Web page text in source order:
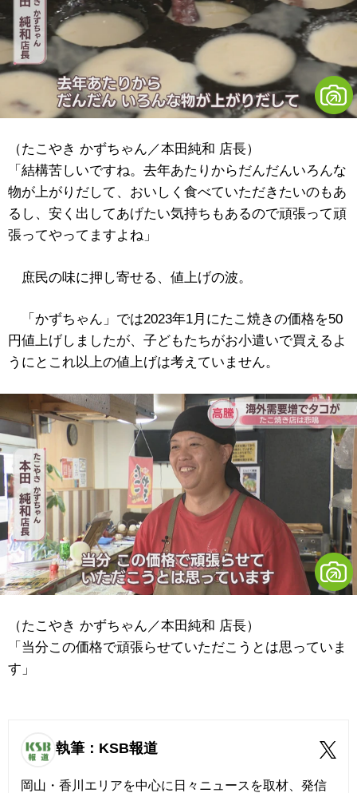
（たこやき かずちゃん／本田純和 店長）
「結構苦しいですね。去年あたりからだんだんいろんな
物が上がりだして、おいしく食べていただきたいのもあ
るし、安く出してあげたい気持ちもあるので頑張って頑
張ってやってますよね」
庶民の味に押し寄せる、値上げの波。
「かずちゃん」では2023年1月にたこ焼きの価格を50
円値上げしましたが、子どもたちがお小遣いで買えるよ
うにとこれ以上の値上げは考えていません。
（たこやき かずちゃん／本田純和 店長）
「当分この価格で頑張らせていただこうとは思っていま
す」
執筆：KSB報道
岡山・香川エリアを中心に日々ニュースを取材、発信